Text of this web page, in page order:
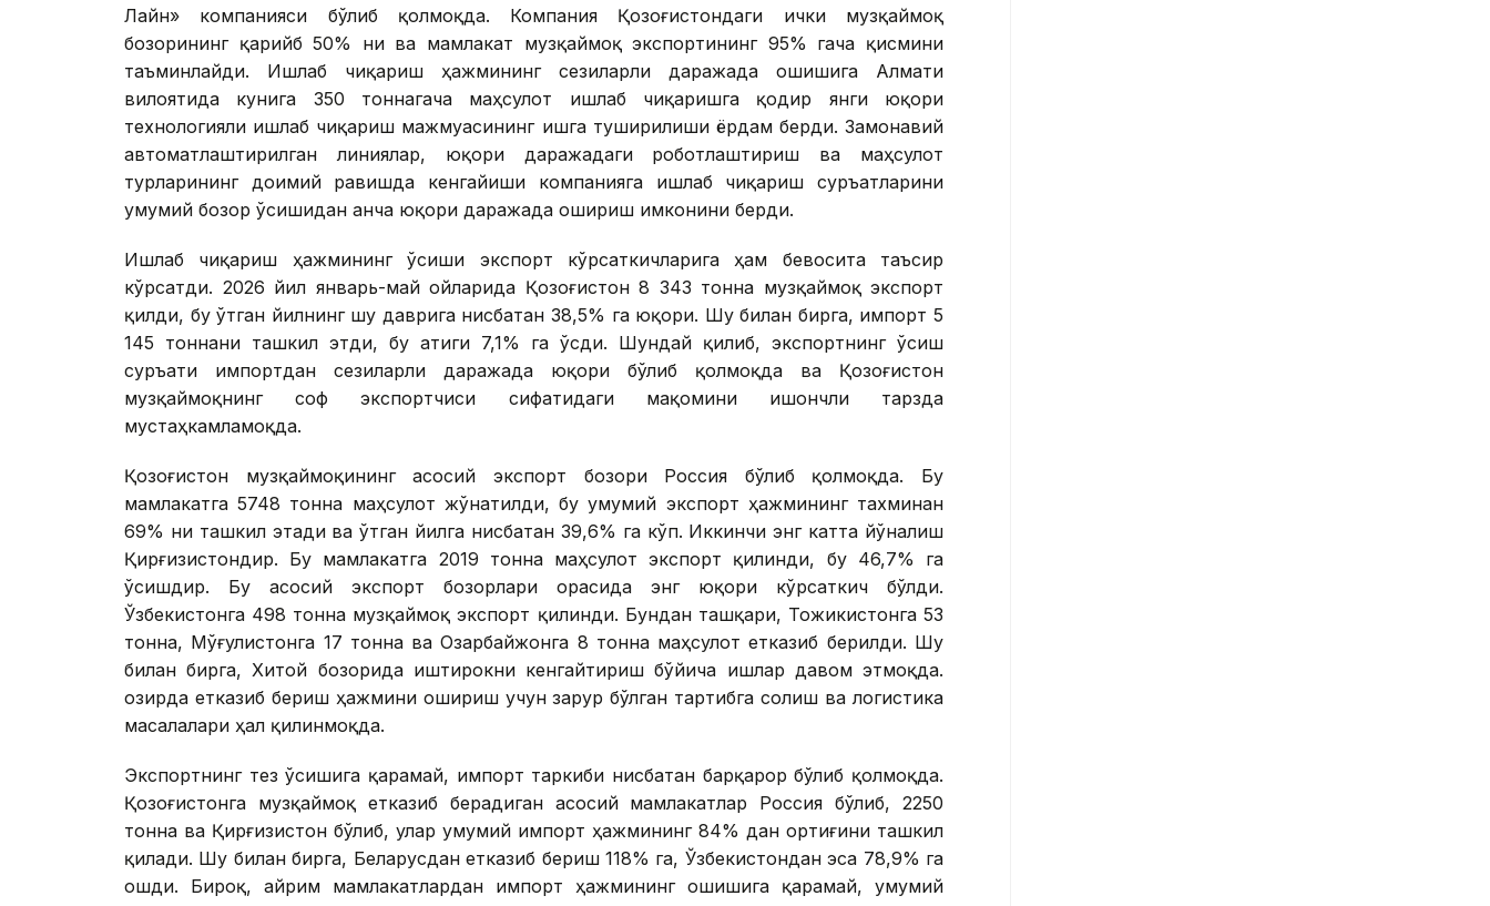
Лайн» компанияси бўлиб қолмоқда. Компания Қозоғистондаги ички музқаймоқ
бозорининг қарийб 50% ни ва мамлакат музқаймоқ экспортининг 95% гача қисмини
таъминлайди. Ишлаб чиқариш ҳажмининг сезиларли даражада ошишига Алмати
вилоятида кунига 350 тоннагача маҳсулот ишлаб чиқаришга қодир янги юқори
технологияли ишлаб чиқариш мажмуасининг ишга туширилиши ёрдам берди. Замонавий
автоматлаштирилган линиялар, юқори даражадаги роботлаштириш ва маҳсулот
турларининг доимий равишда кенгайиши компанияга ишлаб чиқариш суръатларини
умумий бозор ўсишидан анча юқори даражада ошириш имконини берди.
Ишлаб чиқариш ҳажмининг ўсиши экспорт кўрсаткичларига ҳам бевосита таъсир
кўрсатди. 2026 йил январь-май ойларида Қозоғистон 8 343 тонна музқаймоқ экспорт
қилди, бу ўтган йилнинг шу даврига нисбатан 38,5% га юқори. Шу билан бирга, импорт 5
145 тоннани ташкил этди, бу атиги 7,1% га ўсди. Шундай қилиб, экспортнинг ўсиш
суръати импортдан сезиларли даражада юқори бўлиб қолмоқда ва Қозоғистон
музқаймоқнинг соф экспортчиси сифатидаги мақомини ишончли тарзда
мустаҳкамламоқда.
Қозоғистон музқаймоқининг асосий экспорт бозори Россия бўлиб қолмоқда. Бу
мамлакатга 5748 тонна маҳсулот жўнатилди, бу умумий экспорт ҳажмининг тахминан
69% ни ташкил этади ва ўтган йилга нисбатан 39,6% га кўп. Иккинчи энг катта йўналиш
Қирғизистондир. Бу мамлакатга 2019 тонна маҳсулот экспорт қилинди, бу 46,7% га
ўсишдир. Бу асосий экспорт бозорлари орасида энг юқори кўрсаткич бўлди.
Ўзбекистонга 498 тонна музқаймоқ экспорт қилинди. Бундан ташқари, Тожикистонга 53
тонна, Мўғулистонга 17 тонна ва Озарбайжонга 8 тонна маҳсулот етказиб берилди. Шу
билан бирга, Хитой бозорида иштирокни кенгайтириш бўйича ишлар давом этмоқда.
Ҳозирда етказиб бериш ҳажмини ошириш учун зарур бўлган тартибга солиш ва логистика
масалалари ҳал қилинмоқда.
Экспортнинг тез ўсишига қарамай, импорт таркиби нисбатан барқарор бўлиб қолмоқда.
Қозоғистонга музқаймоқ етказиб берадиган асосий мамлакатлар Россия бўлиб, 2250
тонна ва Қирғизистон бўлиб, улар умумий импорт ҳажмининг 84% дан ортиғини ташкил
қилади. Шу билан бирга, Беларусдан етказиб бериш 118% га, Ўзбекистондан эса 78,9% га
ошди. Бироқ, айрим мамлакатлардан импорт ҳажмининг ошишига қарамай, умумий